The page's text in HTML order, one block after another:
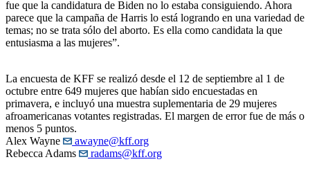
fue que la candidatura de Biden no lo estaba consiguiendo. Ahora
parece que la campaña de Harris lo está logrando en una variedad de
temas; no se trata sólo del aborto. Es ella como candidata la que
entusiasma a las mujeres”.
La encuesta de KFF se realizó desde el 12 de septiembre al 1 de
octubre entre 649 mujeres que habían sido encuestadas en
primavera, e incluyó una muestra suplementaria de 29 mujeres
afroamericanas votantes registradas. El margen de error fue de más o
menos 5 puntos.
Alex Wayne
awayne@kff.org
Rebecca Adams
radams@kff.org